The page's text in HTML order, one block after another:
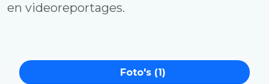
en videoreportages.
Foto's (1)